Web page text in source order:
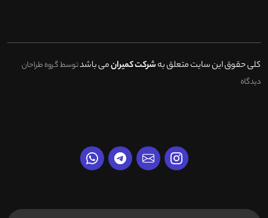
کلی حقوق این سایت متعلق بهشرکت کمیرانمی باشدتوسط گروه طراحان
دیدگاه